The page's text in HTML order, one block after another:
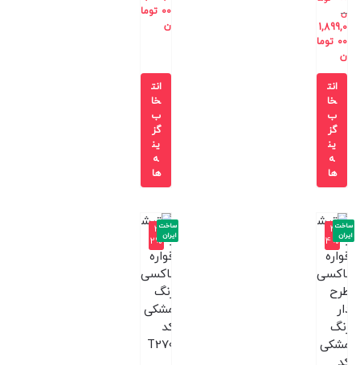
ن
1,899,0
00 توما
ن
انت
خا
ب
گز
ین
ه
ها
00 توما
ن
انت
خا
ب
گز
ین
ه
ها
-4
4%
ساخت
ایران
-3
2%
ساخت
ایران